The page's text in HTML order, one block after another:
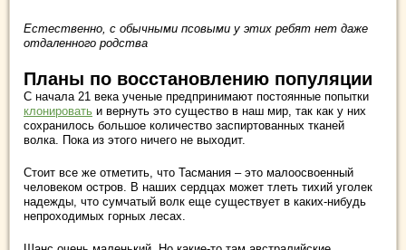
Естественно, с обычными псовыми у этих ребят нет даже
отдаленного родства
Планы по восстановлению популяции
С начала 21 века ученые предпринимают постоянные попытки
клонировать и вернуть это существо в наш мир, так как у них
сохранилось большое количество заспиртованных тканей
волка. Пока из этого ничего не выходит.
Стоит все же отметить, что Тасмания – это малоосвоенный
человеком остров. В наших сердцах может тлеть тихий уголек
надежды, что сумчатый волк еще существует в каких-нибудь
непроходимых горных лесах.